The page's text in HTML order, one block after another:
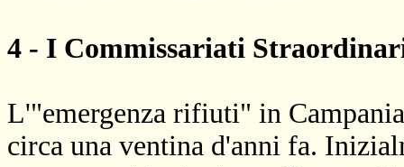
4 - I Commissariati
L'"emergenza rifiuti" in
circa una ventina d'anni fa.